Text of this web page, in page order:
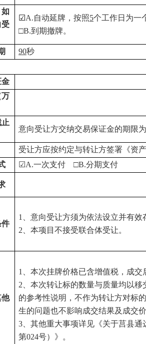
受
☑A.自动延牌，按照5个工作日为一
□B.到期撤牌。
90秒
金
万
意向受让方交纳交易保证金的期限
受让方应按约定与转让方签署《资
☑A.一次支付 □B.分期支付
件
1
、意向受让方须为依法设立并有
2 、本项目不接受联合体受让。
他
1
、本次挂牌价格已含增值税，成
2 、本次转让标的数量与质量均以
的参考性说明，不作为转让方对标
生的问题也不影响成交结果及成交价
3 、其他重大事项详见《关于莒县
第024号）》。